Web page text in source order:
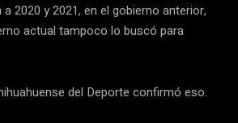
2020 y 2021, en el gobierno anterior,
actual tampoco lo buscó para
del Deporte confirmó eso.